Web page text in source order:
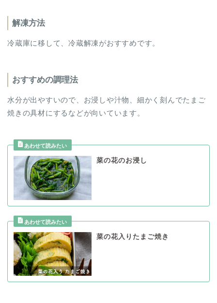
解凍方法
冷蔵庫に移して、冷蔵解凍がおすすめです。
おすすめの調理法
水分が出やすいので、お浸しや汁物、細かく刻んでたまご
焼きの具材にするなどが向いています。
菜の花のお浸し
菜の花入りたまご焼き